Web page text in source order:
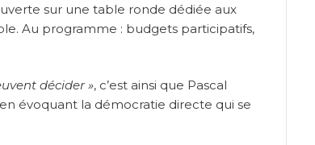
sur une table ronde dédiée aux
Au programme : budgets participatifs,
décider », c’est ainsi que Pascal
évoquant la démocratie directe qui se